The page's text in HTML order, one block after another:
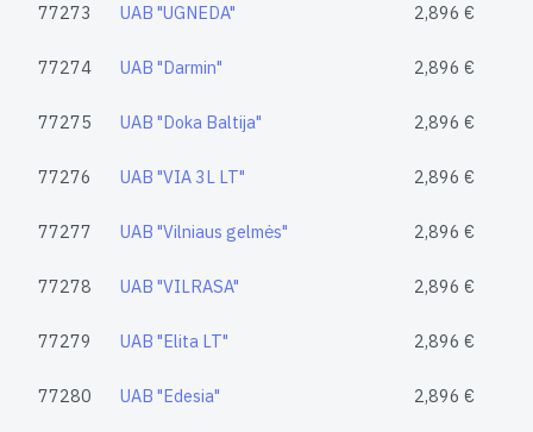
77273 UAB "UGNEDA" 2,896 €
77274 UAB "Darmin" 2,896 €
77275 UAB "Doka Baltija" 2,896 €
77276 UAB "VIA 3L LT" 2,896 €
77277 UAB "Vilniaus gelmės" 2,896 €
77278 UAB "VILRASA" 2,896 €
77279 UAB "Elita LT" 2,896 €
77280 UAB "Edesia" 2,896 €